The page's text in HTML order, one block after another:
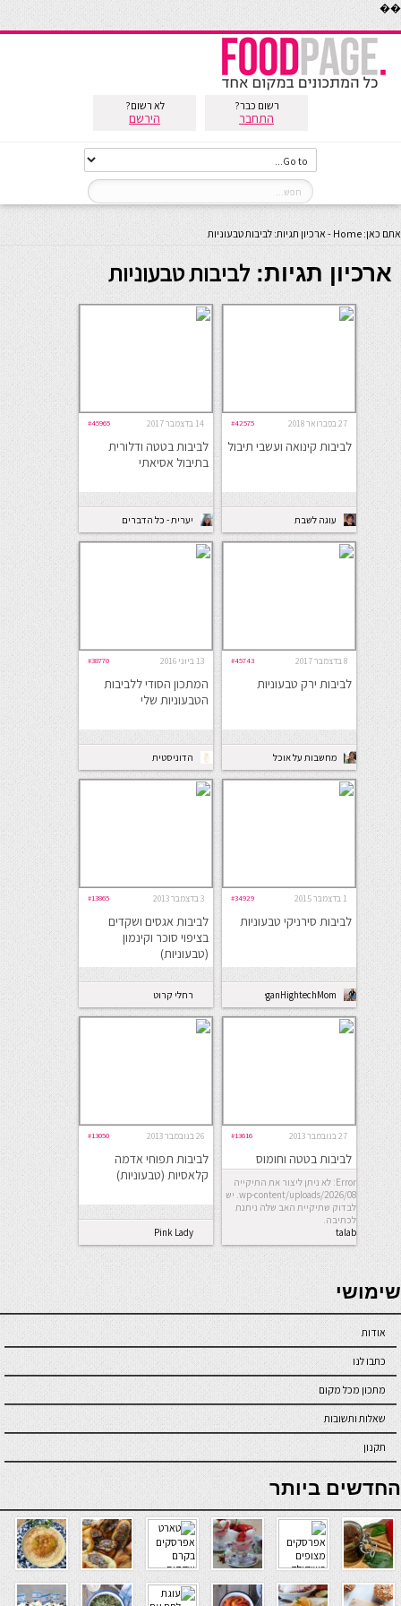
��
רשום כבר?
התחבר
לא רשום?
הירשם
אתם כאן: Home
-ארכיון תגיות: לביבות טבעוניות
ארכיון תגיות:לביבות טבעוניות
27 בפברואר 2018 #42575
לביבות קינואה ועשבי תיבול
עוגה לשבת
14 בדצמבר 2017 #45965
לביבות בטטה ודלורית
בתיבול אסיאתי
יערית - כל הדברים
הטובים
8 בדצמבר 2017 #45743
לביבות ירק טבעוניות
מחשבות על אוכל
13 ביוני 2016 #38770
המתכון הסודי ללביבות
הטבעוניות שלי
הדוניסטית
1 בדצמבר 2015 #34929
לביבות סירניקי טבעוניות
VeganHightechMom
3 בדצמבר 2013 #13865
לביבות אגסים ושקדים
בציפוי סוכר וקינמון
(טבעוניות)
רחלי קרוט
27 בנובמבר 2013 #13616
לביבות בטטה וחומוס
אפויותError: לא ניתן ליצור את התיקייה
wp-content/uploads/2026/08. יש
לבדוק שתיקיית האב שלה ניתנת
לכתיבה.
talab
26 בנובמבר 2013 #13050
לביבות תפוחי אדמה
קלאסיות (טבעוניות)
Pink Lady
seriöse online casinos österreich
שימושי
אודות
כתבו לנו
מתכון מכל מקום
שאלות ותשובות
תקנון
online casino
החדשים ביותר